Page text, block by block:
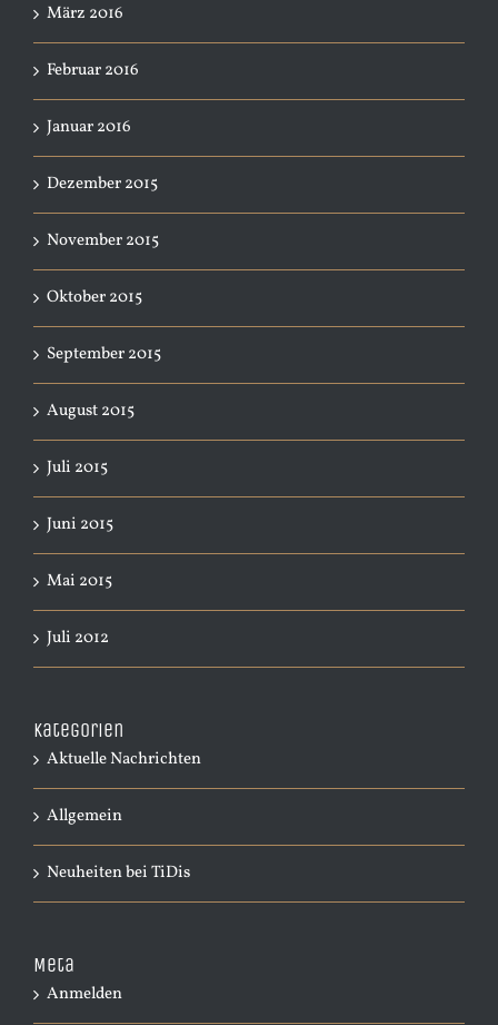
März 2016
Februar 2016
Januar 2016
Dezember 2015
November 2015
Oktober 2015
September 2015
August 2015
Juli 2015
Juni 2015
Mai 2015
Juli 2012
Kategorien
Aktuelle Nachrichten
Allgemein
Neuheiten bei TiDis
Meta
Anmelden